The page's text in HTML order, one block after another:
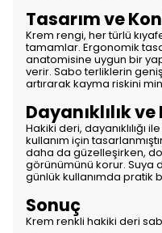
Tasarım ve
Krem rengi, her türlü
tamamlar. Ergonomik
anatomisine uygun bir
verir. Sabo terliklerin
artırarak kayma riskini
Dayanıklılık ve
Hakiki deri, dayanıklılığı
kullanım için
daha da güzelleşirken,
görünümünü korur. Suya
günlük kullanımda pratik
Sonuç
Krem renkli hakiki deri